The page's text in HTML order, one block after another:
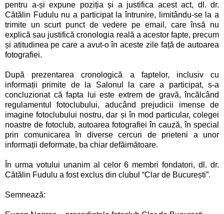
pentru a-și expune poziția și a justifica acest act, dl. dr.
Cătălin Fudulu nu a participat la întrunire, limitându-se la a
trimite un scurt punct de vedere pe email, care însă nu
explică sau justifică cronologia reală a acestor fapte, precum
și atitudinea pe care a avut-o în aceste zile față de autoarea
fotografiei.
După prezentarea cronologică a faptelor, inclusiv cu
informații primite de la Salonul la care a participat, s-a
concluzionat că fapta lui este extrem de gravă, încălcând
regulamentul fotoclubului, aducând prejudicii imense de
imagine fotoclubului nostru, dar și în mod particular, colegei
noastre de fotoclub, autoarea fotografiei în cauză, în special
prin comunicarea în diverse cercuri de prieteni a unor
informații deformate, ba chiar defăimătoare.
În urma votului unanim al celor 6 membri fondatori, dl. dr.
Cătălin Fudulu a fost exclus din clubul “Clar de București”.
Semnează: